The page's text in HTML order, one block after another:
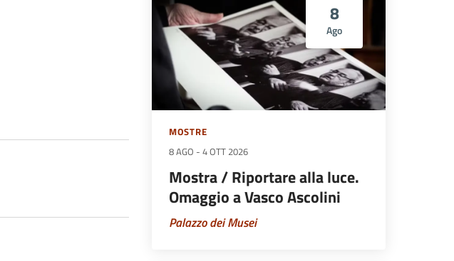
8
Ago
MOSTRE
8 AGO - 4 OTT 2026
Mostra / Riportare alla luce.
Omaggio a Vasco Ascolini
Palazzo dei Musei